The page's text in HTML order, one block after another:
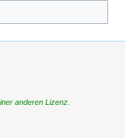
anderen Lizenz.